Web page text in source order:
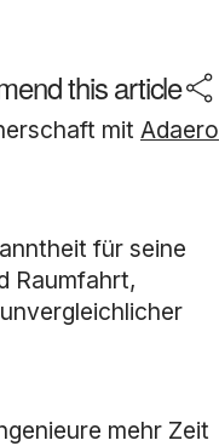
this article
mit Adaero
für seine
Raumfahrt,
mehr Zeit